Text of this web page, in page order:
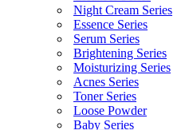
Night Cream Series
Essence Series
Serum Series
Brightening Series
Moisturizing Series
Acnes Series
Toner Series
Loose Powder
Baby Series